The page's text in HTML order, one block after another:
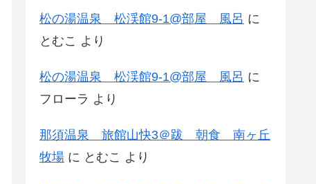
松の湯温泉 松渓館9-1@部屋 風呂 に
とむこ より
松の湯温泉 松渓館9-1@部屋 風呂 に
フローラ より
那須温泉 旅館山快3＠跋 朝食 南ヶ丘
牧場 に とむこ より